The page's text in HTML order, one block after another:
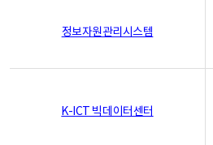
정보자원관리시스템
K-ICT 빅데이터센터